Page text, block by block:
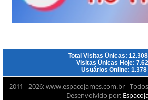
Total Visitas Únicas:
Visitas Únicas Hoje:
Usuários Online: 1.378
2011 - 2026: www.espacojames.com.br -
Desenvolvido por: